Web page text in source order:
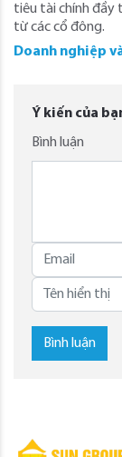
tiêu tài chính đầy
từ các cổ đông.
Doanh nghiệp
Ý kiến của
Bình luận
Bình luận